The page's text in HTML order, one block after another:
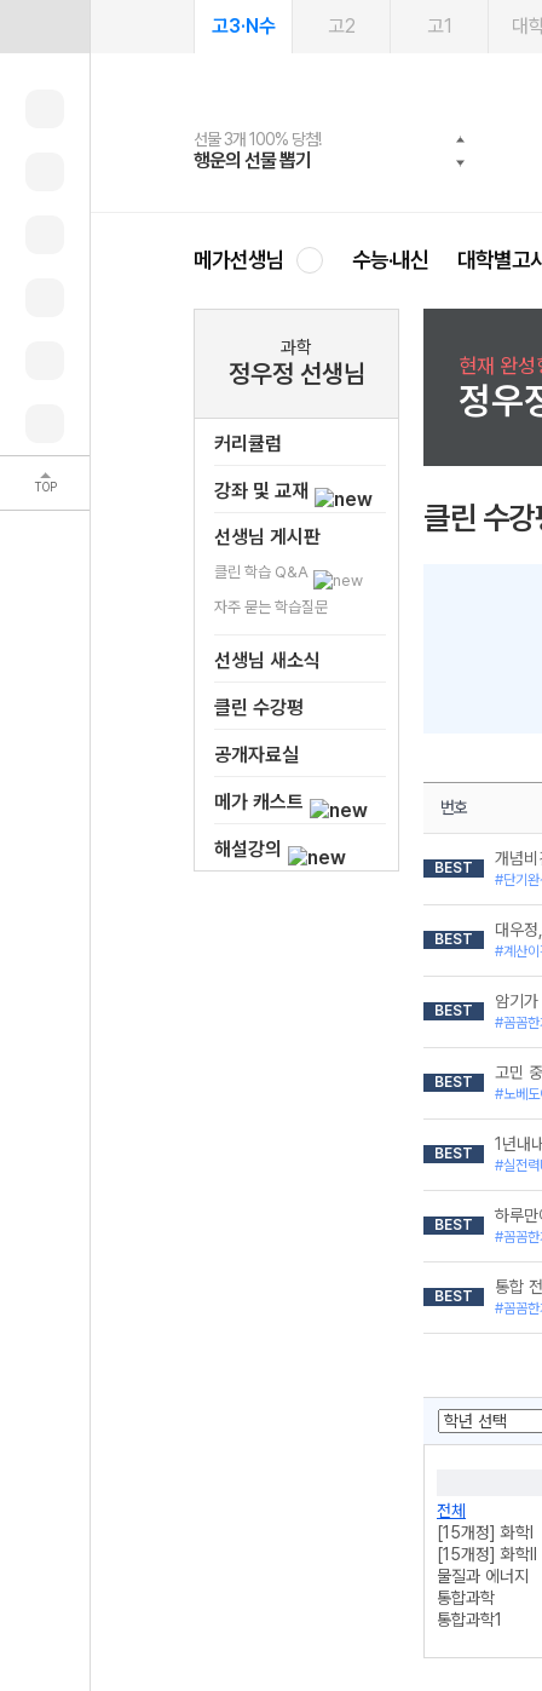
TOP
고3·N수 고2 고1 대
선물 3개 100% 당첨!
행운의 선물 뽑기
선물 100% 증정!
메가스터디 X 올리브
여름방학 스터디 캐시백
메가런 썸머스쿨
2027 러셀 단과
강사 공개선발
스마트러닝앱
설문 EVENT
메가패스
3일 무료 체험권
메가패스 수강생 무료혜택!
메가클럽 멤버십
사회공헌 캠페인
희망이룸 메가나눔
메가선생님 수능·내신 대학별고
과학
정우정 선생님
커리큘럼
강좌 및 교재
선생님 게시판
클린 학습 Q&A
자주 묻는 학습질문
선생님 새소식
클린 수강평
공개자료실
메가 캐스트
해설강의
현재 완
정우
클린 수강
번호
BEST 개념
#단기
BEST 대우
#계산
BEST 암기
#꼼꼼
BEST 고민
#노베
BEST 1년내
#실전
BEST 하루
#꼼꼼
BEST 통합
#꼼꼼
전체
[15개정] 화학l
[15개정] 화학ll
물질과 에너지
통합과학
통합과학1
화학